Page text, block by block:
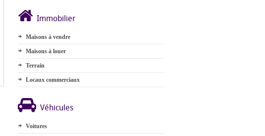
Immobilier
Maisons à vendre
Maisons à louer
Terrain
Locaux commerciaux
Véhicules
Voitures